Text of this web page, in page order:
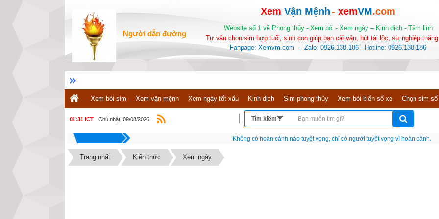
Người dẫn đường
Xem Vận Mệnh- xemVM.com
Website số 1 về Phong thủy - Xem bói - Xem ngày – Kinh dịch - Tâm linh
Tư vấn chọn sim hợp tuổi, sinh con giúp bạn cải vận, hút tài lộc, sự nghiệp
Fanpage: Xemvm.com - Zalo: 0926.138.186 - Hotline: 0926.138.186
Xem bói sim Xem vận mệnh Xem ngày tốt xấu Kinh dịch Sim phong thủy Xem bói biển số xe Chọn sim số
01:31 ICT Chủ nhật, 09/08/2026
Nếu như không chịu học tập thì cho dù đi vạn dặm đường cũng chỉ là anh đưa thư.
Trang nhất Kiến thức Xem ngày